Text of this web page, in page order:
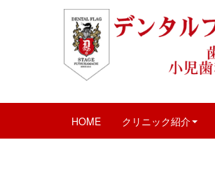
HOME クリニック紹介
親知らずは全身
February 19, 2026 12:51 pm